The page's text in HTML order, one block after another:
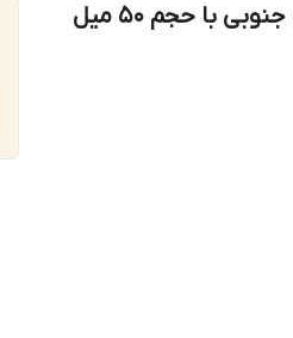
با حجم 50 میل